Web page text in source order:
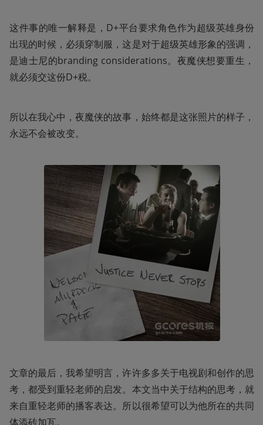
这件事的唯一解释是，D+平台要求角色作为超级英雄身份
出现的时候，必须穿制服，这是对于超级英雄形象的强调，
是迪士尼的branding considerations。夜魔侠想要重生，
就必须交这份D+税。
所以在我心中，夜魔侠的故事，始终都是这张照片的样子，
永远不会被改变。
文章的最后，我希望明言，许许多多关于电视剧和创作的思
考，都受到重轻老师的启发。本文当中关于结构的思考，就
来自重轻老师的播客表达。所以很希望可以为他所在的共同
体添砖加瓦。